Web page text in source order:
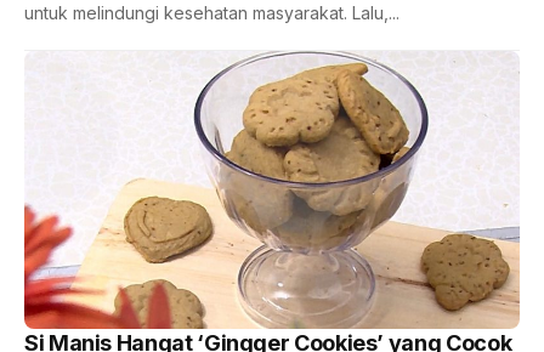
untuk melindungi kesehatan masyarakat. Lalu,...
Si Manis Hangat ‘Gingger Cookies’ yang Cocok